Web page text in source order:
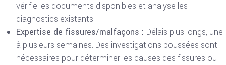
vérifie les documents disponibles et analyse les
diagnostics existants.
Expertise de fissures/malfaçons : Délais plus longs, une
à plusieurs semaines. Des investigations poussées sont
nécessaires pour déterminer les causes des fissures ou